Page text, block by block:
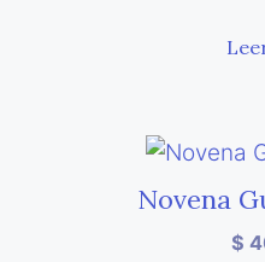
Novena
$